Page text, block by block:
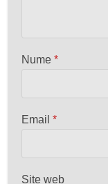
Nume*
Email*
Site web